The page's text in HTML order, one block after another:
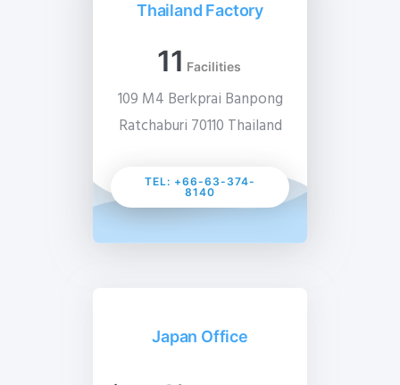
Thailand Factory
11 Facilities
109 M4 Berkprai Banpong
Ratchaburi 70110 Thailand
TEL: +66-63-374-
8140
Japan Office